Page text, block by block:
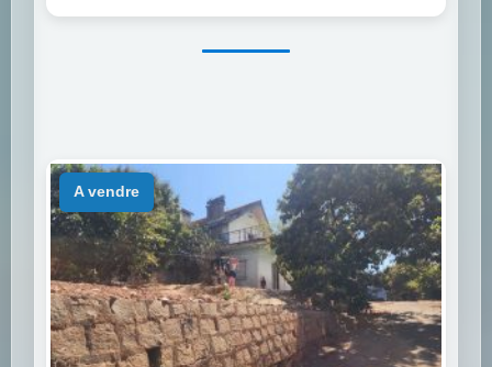
a vendre